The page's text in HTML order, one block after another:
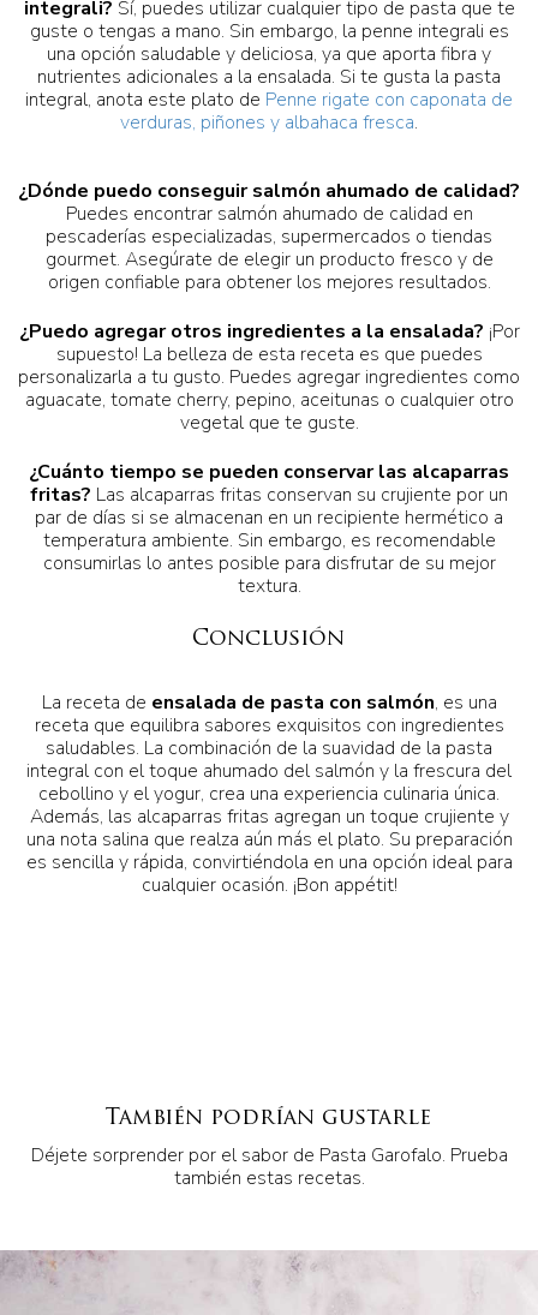
integrali? Sí, puedes utilizar cualquier tipo de pasta que te
guste o tengas a mano. Sin embargo, la penne integrali es
una opción saludable y deliciosa, ya que aporta fibra y
nutrientes adicionales a la ensalada. Si te gusta la pasta
integral, anota este plato de Penne rigate con caponata de
verduras, piñones y albahaca fresca.
¿Dónde puedo conseguir salmón ahumado de calidad?
Puedes encontrar salmón ahumado de calidad en
pescaderías especializadas, supermercados o tiendas
gourmet. Asegúrate de elegir un producto fresco y de
origen confiable para obtener los mejores resultados.
¿Puedo agregar otros ingredientes a la ensalada? ¡Por
supuesto! La belleza de esta receta es que puedes
personalizarla a tu gusto. Puedes agregar ingredientes como
aguacate, tomate cherry, pepino, aceitunas o cualquier otro
vegetal que te guste.
¿Cuánto tiempo se pueden conservar las alcaparras
fritas? Las alcaparras fritas conservan su crujiente por un
par de días si se almacenan en un recipiente hermético a
temperatura ambiente. Sin embargo, es recomendable
consumirlas lo antes posible para disfrutar de su mejor
textura.
Conclusión
La receta de ensalada de pasta con salmón, es una
receta que equilibra sabores exquisitos con ingredientes
saludables. La combinación de la suavidad de la pasta
integral con el toque ahumado del salmón y la frescura del
cebollino y el yogur, crea una experiencia culinaria única.
Además, las alcaparras fritas agregan un toque crujiente y
una nota salina que realza aún más el plato. Su preparación
es sencilla y rápida, convirtiéndola en una opción ideal para
cualquier ocasión. ¡Bon appétit!
También podrían gustarle
Déjete sorprender por el sabor de Pasta Garofalo. Prueba
también estas recetas.